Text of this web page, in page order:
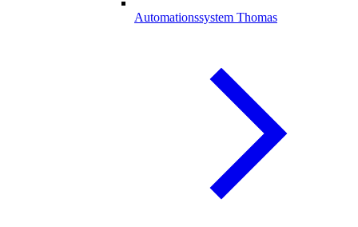
Automationssystem Thomas